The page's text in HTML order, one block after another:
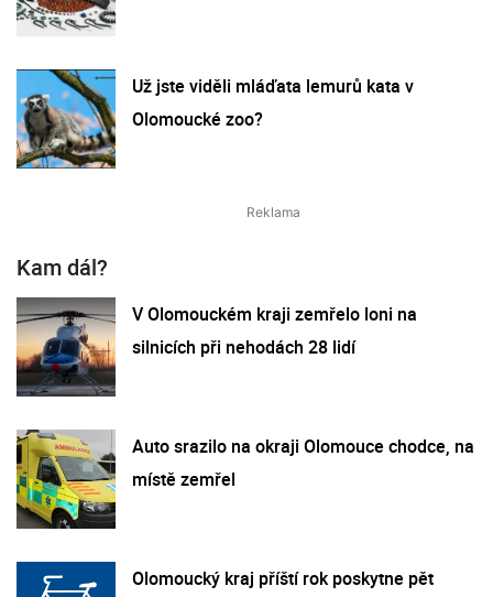
Už jste viděli mláďata lemurů kata v
Olomoucké zoo?
Kam dál?
V Olomouckém kraji zemřelo loni na
silnicích při nehodách 28 lidí
Auto srazilo na okraji Olomouce chodce, na
místě zemřel
Olomoucký kraj příští rok poskytne pět